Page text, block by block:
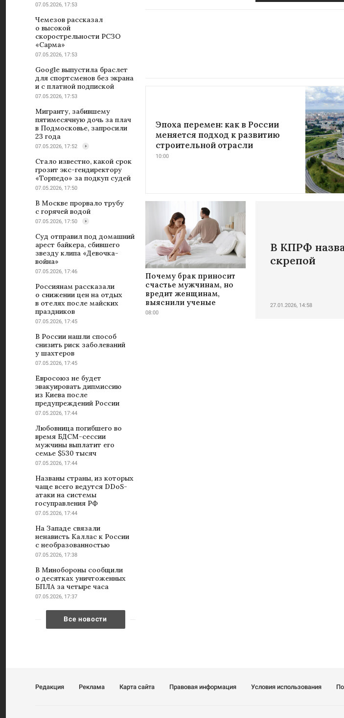
07.05.2026, 17:53
Чемезов рассказал
о высокой
скорострельности РСЗО
«Сарма»
07.05.2026, 17:53
Google выпустила браслет
для спортсменов без экрана
и с платной подпиской
07.05.2026, 17:53
Мигранту, забившему
пятимесячную дочь за плач
в Подмосковье, запросили
23 года
07.05.2026, 17:52
Стало известно, какой срок
грозит экс-гендиректору
«Торпедо» за подкуп судей
07.05.2026, 17:50
В Москве прорвало трубу
с горячей водой
07.05.2026, 17:50
Суд отправил под домашний
арест байкера, сбившего
звезду клипа «Девочка-
война»
07.05.2026, 17:46
Россиянам рассказали
о снижении цен на отдых
в отелях после майских
праздников
07.05.2026, 17:45
В России нашли способ
снизить риск заболеваний
у шахтеров
07.05.2026, 17:45
Евросоюз не будет
эвакуировать дипмиссию
из Киева после
предупреждений России
07.05.2026, 17:44
Любовница погибшего во
время БДСМ-сессии
мужчины выплатит его
семье $530 тысяч
07.05.2026, 17:44
Названы страны, из которых
чаще всего ведутся DDoS-
атаки на системы
госуправления РФ
07.05.2026, 17:44
На Западе связали
ненависть Каллас к России
с необразованностью
07.05.2026, 17:38
В Минобороны сообщили
о десятках уничтоженных
БПЛА за четыре часа
07.05.2026, 17:37
Все новости
Эпоха перемен: как в России
меняется подход к развитию
строительной отрасли
10:00
Почему брак приносит
счастье мужчинам, но
вредит женщинам,
выяснили ученые
08:00
В КПРФ
скрепой
27.01.2026, 14:58
Редакция Реклама Карта сайта Правовая информация Условия использования